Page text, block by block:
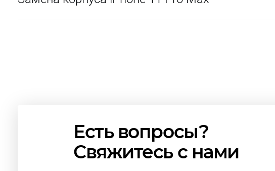
Есть вопросы?
Свяжитесь с нами